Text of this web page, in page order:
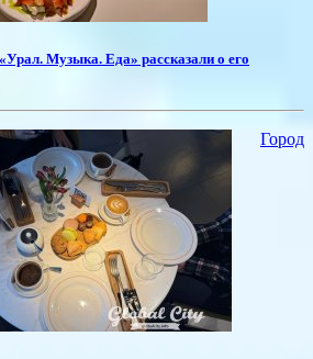
Музыка. Еда» рассказали о его
Город